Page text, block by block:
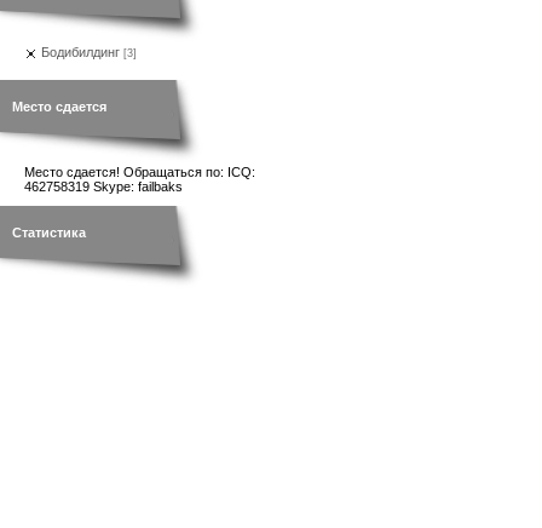
Бодибилдинг [3]
Место сдается
Место сдается! Обращаться по: ICQ:
462758319 Skype: failbaks
Статистика